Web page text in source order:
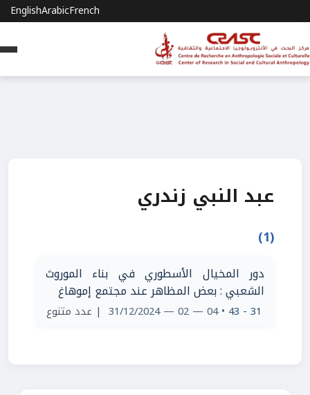
French
Arabic
English
عبد النبي زندري
(1)
دور المخيال الأسطوري في بناء الموروث
الشعبي : بعض المظاهر عند مجتمع إموهاغ
31 - 43
• 04 — 02 — 31/12/2024 | عدد متنوع